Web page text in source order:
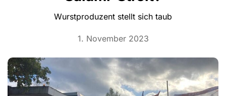
Wurstproduzent stellt sich taub
1. November 2023